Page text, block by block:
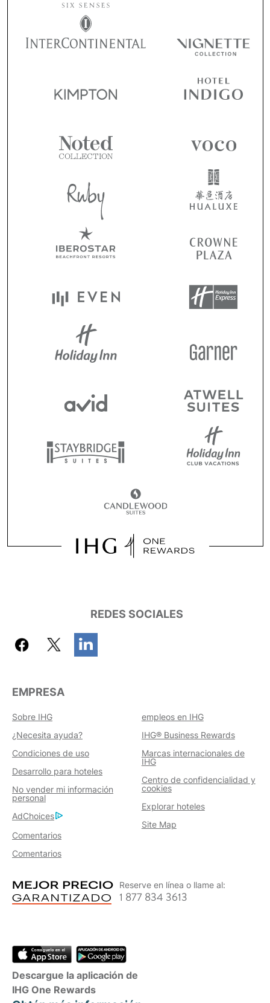
REDES SOCIALES
EMPRESA
Sobre IHG
empleos en IHG
¿Necesita ayuda?
IHG® Business Rewards
Condiciones de uso
Marcas internacionales de
IHG
Desarrollo para hoteles
Centro de confidencialidad y
cookies
No vender mi información
personal
Explorar hoteles
AdChoices
Site Map
Comentarios
Comentarios
Reserve en línea o llame al:
1 877 834 3613
Descargue la aplicación de
IHG One Rewards